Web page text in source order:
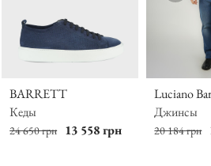
BARRETT
Кеды
24 650 грн 13 558 грн
Luciano
Джинсы
20 184 грн